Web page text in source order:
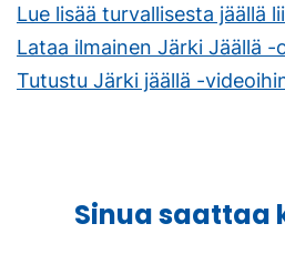
Linkki
Lue lisää turvallisesta jäällä
Lataa ilmainen Järki Jäällä -
Tutustu Järki jäällä -
Sinua saattaa